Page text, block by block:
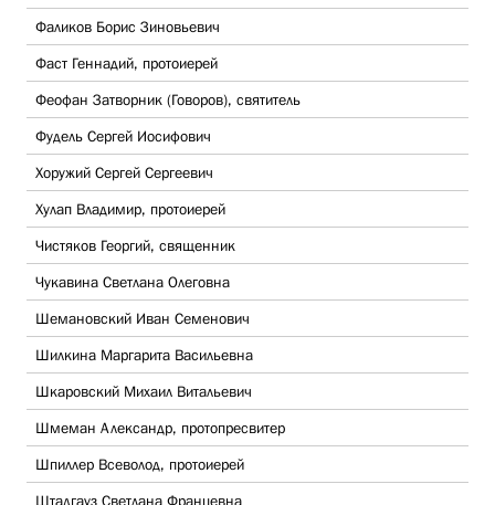
Фаликов Борис Зиновьевич
Фаст Геннадий, протоиерей
Феофан Затворник (Говоров), святитель
Фудель Сергей Иосифович
Хоружий Сергей Сергеевич
Хулап Владимир, протоиерей
Чистяков Георгий, священник
Чукавина Светлана Олеговна
Шемановский Иван Семенович
Шилкина Маргарита Васильевна
Шкаровский Михаил Витальевич
Шмеман Александр, протопресвитер
Шпиллер Всеволод, протоиерей
Штадгауз Светлана Францевна